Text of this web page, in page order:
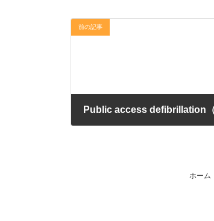
前の記事
Public access defibrillation（
ホーム